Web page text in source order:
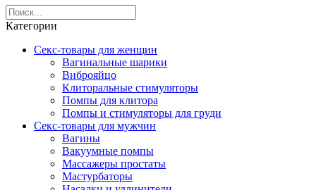
Категории
Секс-товары для женщин
Вагинальные шарики
Виброяйцо
Клиторальные стимуляторы
Помпы для клитора
Помпы и стимуляторы для груди
Секс-товары для мужчин
Вагины
Вакуумные помпы
Массажеры простаты
Мастурбаторы